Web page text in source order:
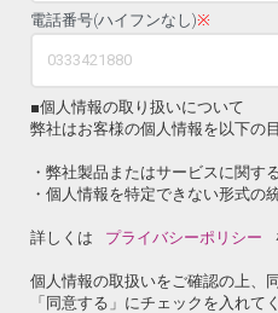
電話番号(ハイフンなし)※
■個人情報の取り扱いについて
弊社はお客様の個人情報を以下の
・弊社製品またはサービスに関す
・個人情報を特定できない形式
詳しくは プライバシーポリシー
個人情報の取扱いをご確認の上、
「同意する」にチェックを入れて